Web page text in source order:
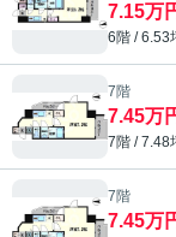
7.15万
6階 / 6.53
7階
7.45万
7階 / 7.48
7階
7.45万